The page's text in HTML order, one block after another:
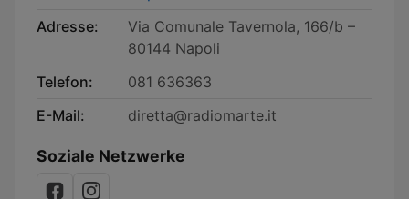
Adresse:
Via Comunale Tavernola, 166/b –
80144 Napoli
Telefon:
081 636363
E-Mail:
diretta@radiomarte.it
Soziale Netzwerke